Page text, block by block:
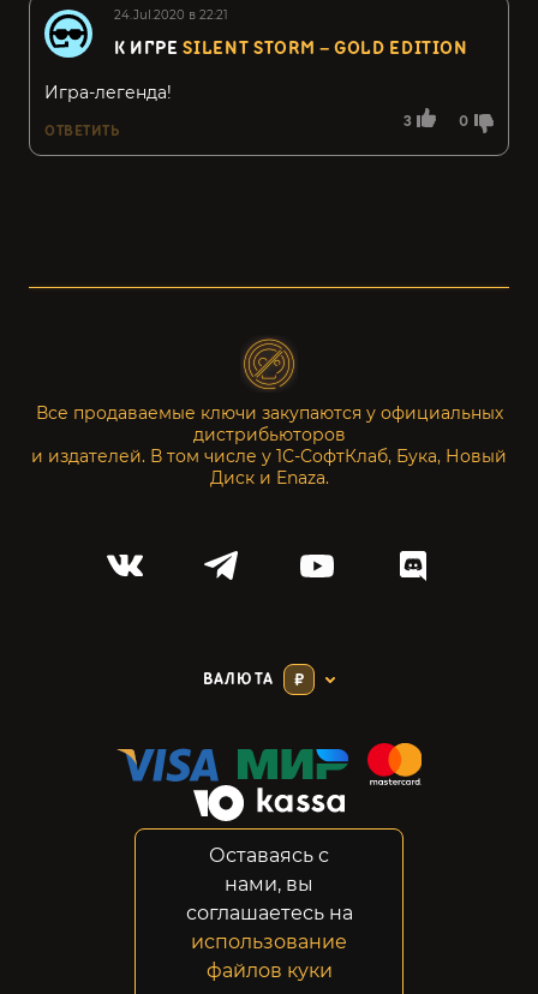
24.Jul.2020 в 22:21
К ИГРЕSILENT STORM – GOLD EDITION
3 0
Игра-легенда!
ОТВЕТИТЬ
Все продаваемые ключи закупаются у официальных
дистрибьюторов
и издателей. В том числе у 1С-СофтКлаб, Бука, Новый
Диск и Enaza.
ВАЛЮТА ₽
Конфиденциальность
Возвраты
Правовая информация
Оставаясь с
нами, вы
соглашаетесь на
использование
файлов куки